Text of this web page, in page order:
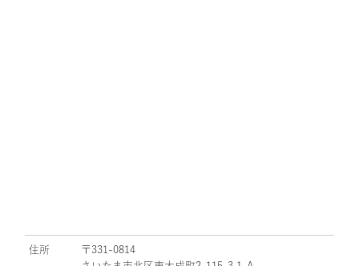
住所
〒331-0814